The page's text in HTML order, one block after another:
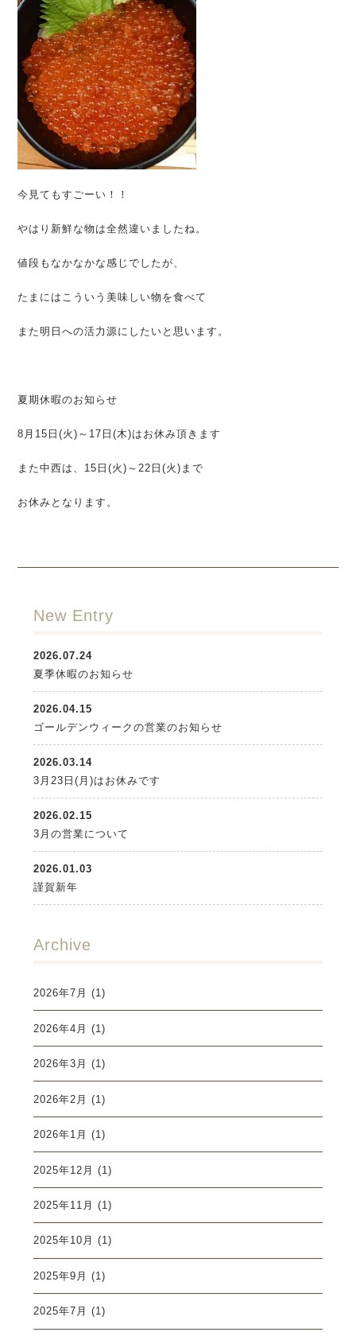
今見てもすごーい！！
やはり新鮮な物は全然違いましたね。
値段もなかなかな感じでしたが、
たまにはこういう美味しい物を食べて
また明日への活力源にしたいと思います。
夏期休暇のお知らせ
8月15日(火)～17日(木)はお休み頂きます
また中西は、15日(火)～22日(火)まで
お休みとなります。
New Entry
2026.07.24
夏季休暇のお知らせ
2026.04.15
ゴールデンウィークの営業のお知らせ
2026.03.14
3月23日(月)はお休みです
2026.02.15
3月の営業について
2026.01.03
謹賀新年
Archive
2026年7月 (1)
2026年4月 (1)
2026年3月 (1)
2026年2月 (1)
2026年1月 (1)
2025年12月 (1)
2025年11月 (1)
2025年10月 (1)
2025年9月 (1)
2025年7月 (1)